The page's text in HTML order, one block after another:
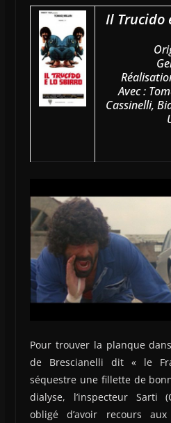
Il Trucido
Avec :
Cassinelli,
Pour trouver la planque
de Brescianelli dit « le
séquestre une fillette de
dialyse, l’inspecteur Sarti
obligé d’avoir recours